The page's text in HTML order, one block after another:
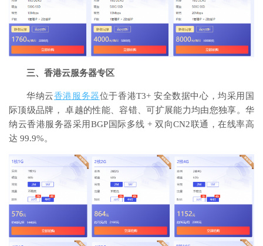
三、香港云服务器专区
华纳云香港服务器位于香港T3+ 安全数据中心，均采用国
际顶级品牌， 卓越的性能、容错、可扩展能力均由您独享。华
纳云香港服务器采用BGP国际多线 + 双向CN2联通，在线率高
达 99.9%。